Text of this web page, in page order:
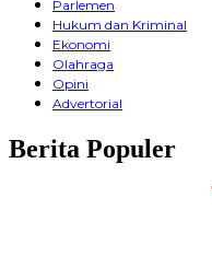
Parlemen
Hukum dan Kriminal
Ekonomi
Olahraga
Opini
Advertorial
Berita Populer